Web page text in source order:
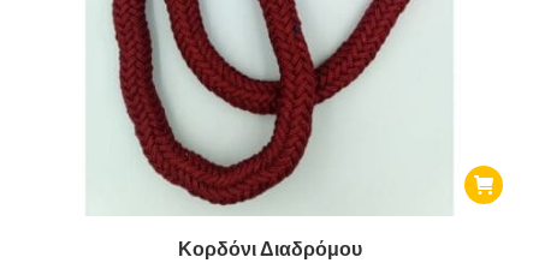
Κορδόνι Διαδρόμου